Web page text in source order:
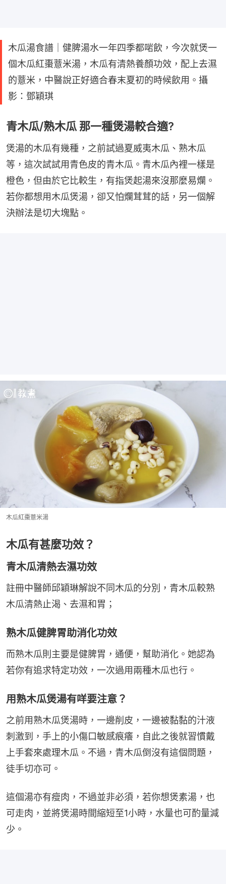
木瓜湯食譜｜健脾湯水一年四季都啱飲，今次就煲一
個木瓜紅棗薏米湯，木瓜有清熱養顏功效，配上去濕
的薏米，中醫說正好適合春末夏初的時候飲用。攝
影：鄧穎琪
青木瓜/熟木瓜 那一種煲湯較合適?
煲湯的木瓜有幾種，之前試過夏威夷木瓜、熟木瓜
等，這次試試用青色皮的青木瓜。青木瓜內裡一樣是
橙色，但由於它比較生，有指煲起湯來沒那麼易爛。
若你都想用木瓜煲湯，卻又怕爛茸茸的話，另一個解
決辦法是切大塊點。
木瓜紅棗薏米湯
木瓜有甚麼功效？
青木瓜清熱去濕功效
註冊中醫師邱穎琳解說不同木瓜的分別，青木瓜較熟
木瓜清熱止渴、去濕和胃；
熟木瓜健脾胃助消化功效
而熟木瓜則主要是健脾胃，通便，幫助消化。她認為
若你有追求特定功效，一次過用兩種木瓜也行。
用熟木瓜煲湯有咩要注意？
之前用熟木瓜煲湯時，一邊削皮，一邊被黏黏的汁液
刺激到，手上的小傷口敏感痕癢，自此之後就習慣戴
上手套來處理木瓜。不過，青木瓜倒沒有這個問題，
徒手切亦可。
這個湯亦有瘦肉，不過並非必須，若你想煲素湯，也
可走肉，並將煲湯時間縮短至1小時，水量也可酌量減
少。